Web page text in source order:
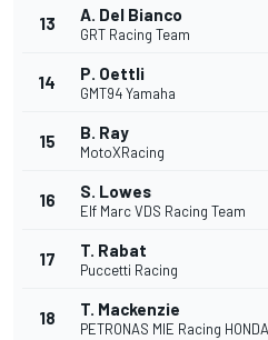
13 A. Del Bianco
GRT Racing Team
14 P. Oettli
GMT94 Yamaha
15 B. Ray
MotoXRacing
16 S. Lowes
Elf Marc VDS Racing Team
17 T. Rabat
Puccetti Racing
18 T. Mackenzie
PETRONAS MIE Racing